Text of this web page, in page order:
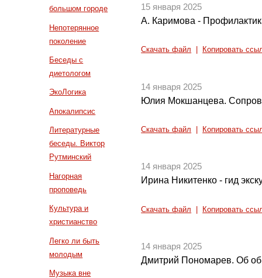
большом городе
Непотерянное
поколение
Беседы с
диетологом
ЭкоЛогика
Апокалипсис
Литературные
беседы. Виктор
Рутминский
Нагорная
проповедь
Культура и
христианство
Легко ли быть
молодым
Музыка вне
15 января 2025
А. Каримова -
Скачать файл Копировать
14 января 2025
Юлия Мокшанцева.
Скачать файл Копировать
14 января 2025
Ирина Никитенко - гид
Скачать файл Копировать
14 января 2025
Дмитрий Пономарев. Об